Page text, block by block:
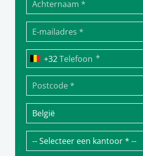
Telefoon *